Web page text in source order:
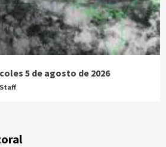
5 de agosto de 2026